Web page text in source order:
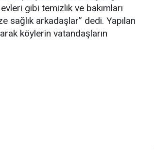
gibi temizlik ve bakımları
arkadaşlar” dedi. Yapılan
köylerin vatandaşların